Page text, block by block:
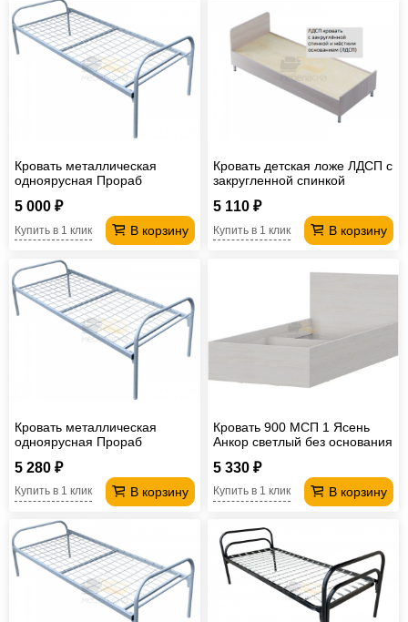
Кровать металлическая
одноярусная Прораб
5 000 ₽
В корзину
Купить в 1 клик
Кровать детская ложе ЛДСП с
закругленной спинкой
5 110 ₽
В корзину
Купить в 1 клик
Кровать металлическая
одноярусная Прораб
5 280 ₽
В корзину
Купить в 1 клик
Кровать 900 МСП 1 Ясень
Анкор светлый без основания
5 330 ₽
В корзину
Купить в 1 клик